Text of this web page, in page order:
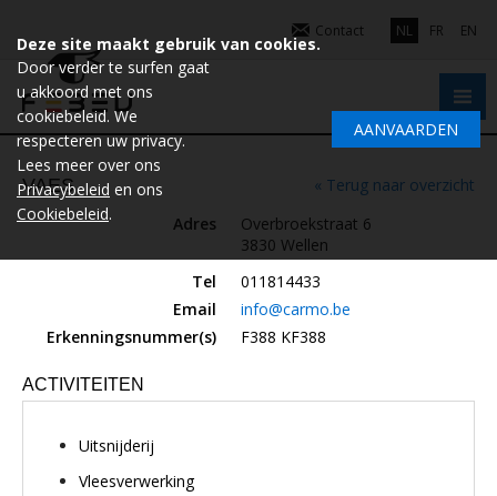
Contact NL FR EN
« Terug naar overzicht
VAES
Adres
Overbroekstraat 6
3830 Wellen
Tel
011814433
Email
info@carmo.be
Erkenningsnummer(s)
F388 KF388
ACTIVITEITEN
Uitsnijderij
Vleesverwerking
Deze site maakt gebruik van cookies.
Door verder te surfen gaat
u akkoord met ons
cookiebeleid. We
respecteren uw privacy.
Lees meer over ons
Privacybeleid en ons
Cookiebeleid.
AANVAARDEN